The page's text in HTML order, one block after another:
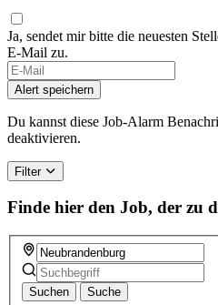
Ja, sendet mir bitte die neuesten
E-Mail zu.
If
you
are
a
human,
this
field
Alert speichern
Du kannst diese Job-Alarm
deaktivieren.
Filter
Finde hier den Job, der zu
Suchen Suche